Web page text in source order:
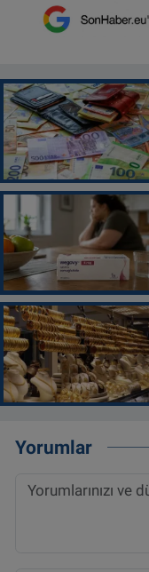
Yorumlar